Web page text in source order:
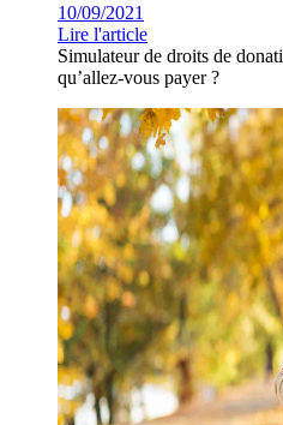
10/09/2021
Lire l'article
Simulateur de droits de
qu’allez-vous payer ?